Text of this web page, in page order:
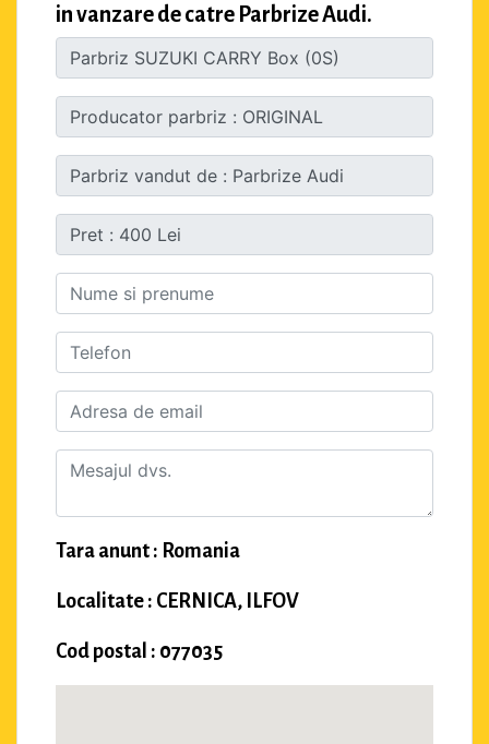
in vanzare de catre Parbrize Audi.
Tara anunt : Romania
Localitate : CERNICA, ILFOV
Cod postal : 077035